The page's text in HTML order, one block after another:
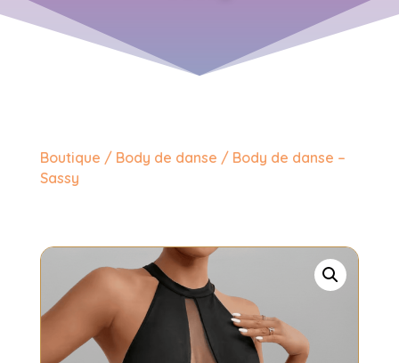
Boutique / Body de danse / Body de danse –
Sassy